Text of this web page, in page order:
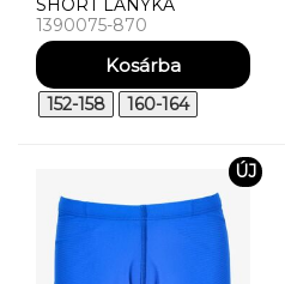
SHORT LÁNYKA
RÖVIDNADRÁG UNDER
ARMOUR G TECH PLAY
UP SHORT
1390075-870
152-158 160-164
ÚJ